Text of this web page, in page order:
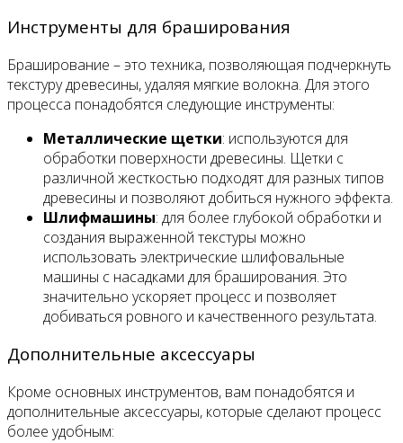
Инструменты для браширования
Браширование – это техника, позволяющая подчеркнуть
текстуру древесины, удаляя мягкие волокна. Для этого
процесса понадобятся следующие инструменты:
Металлические щетки: используются для
обработки поверхности древесины. Щетки с
различной жесткостью подходят для разных типов
древесины и позволяют добиться нужного эффекта.
Шлифмашины: для более глубокой обработки и
создания выраженной текстуры можно
использовать электрические шлифовальные
машины с насадками для браширования. Это
значительно ускоряет процесс и позволяет
добиваться ровного и качественного результата.
Дополнительные аксессуары
Кроме основных инструментов, вам понадобятся и
дополнительные аксессуары, которые сделают процесс
более удобным: